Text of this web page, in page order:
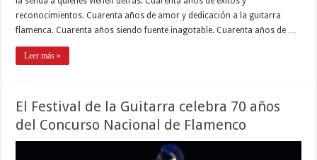
reconocimientos. Cuarenta años de amor y dedicación a la guitarra
flamenca. Cuarenta años siendo fuente inagotable. Cuarenta años de …
Leer más »
El Festival de la Guitarra celebra 70 años
del Concurso Nacional de Flamenco